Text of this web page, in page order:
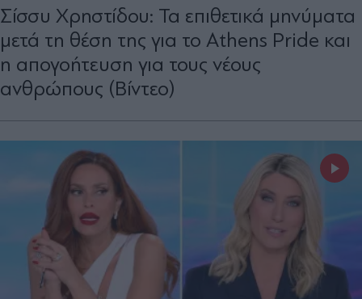
Σίσσυ Χρηστίδου: Τα επιθετικά μηνύματα
μετά τη θέση της για το Athens Pride και
η απογοήτευση για τους νέους
ανθρώπους (Βίντεο)